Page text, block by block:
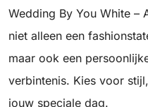
Wedding By You White –
niet alleen een
maar ook een
verbintenis. Kies voor
jouw speciale dag.